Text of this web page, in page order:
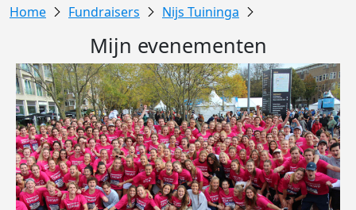
Fundraisers Nijs Tuininga
Mijn evenementen